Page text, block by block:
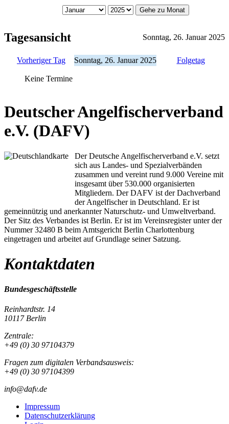
Gehe zu Monat
Tagesansicht Sonntag, 26. Januar 2025
Vorheriger Tag Sonntag, 26. Januar 2025 Folgetag
Keine Termine
Deutscher Angelfischerverband
e.V. (DAFV)
Der Deutsche Angelfischerverband e.V. setzt
sich aus Landes- und Spezialverbänden
zusammen und vereint rund 9.000 Vereine mit
insgesamt über 530.000 organisierten
Mitgliedern. Der DAFV ist der Dachverband
der Angelfischer in Deutschland. Er ist
gemeinnützig und anerkannter Naturschutz- und Umweltverband.
Der Sitz des Verbandes ist Berlin. Er ist im Vereinsregister unter der
Nummer 32480 B beim Amtsgericht Berlin Charlottenburg
eingetragen und arbeitet auf Grundlage seiner Satzung.
Kontaktdaten
Bundesgeschäftsstelle
Reinhardtstr. 14
10117 Berlin
Zentrale:
+49 (0) 30 97104379
Fragen zum digitalen Verbandsausweis:
+49 (0) 30 97104399
info@dafv.de
Impressum
Datenschutzerklärung